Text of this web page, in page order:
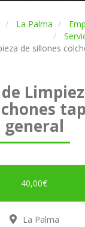
La Palma
de sillones
general
40,00€
La Palma